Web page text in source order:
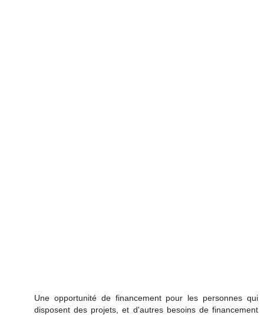
Une opportunité de financement pour les personnes qui
disposent des projets, et d'autres besoins de financement